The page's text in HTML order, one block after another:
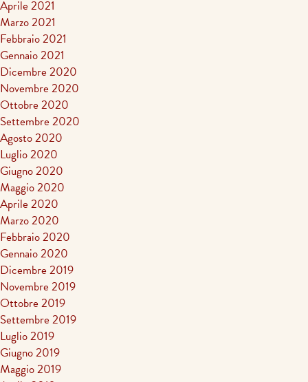
Aprile 2021
Marzo 2021
Febbraio 2021
Gennaio 2021
Dicembre 2020
Novembre 2020
Ottobre 2020
Settembre 2020
Agosto 2020
Luglio 2020
Giugno 2020
Maggio 2020
Aprile 2020
Marzo 2020
Febbraio 2020
Gennaio 2020
Dicembre 2019
Novembre 2019
Ottobre 2019
Settembre 2019
Luglio 2019
Giugno 2019
Maggio 2019